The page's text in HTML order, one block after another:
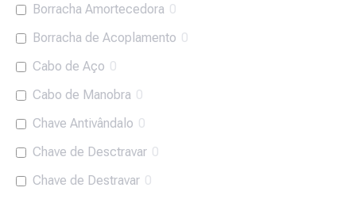
Borracha Amortecedora 0
Borracha de Acoplamento 0
Cabo de Aço 0
Cabo de Manobra 0
Chave Antivândalo 0
Chave de Desctravar 0
Chave de Destravar 0